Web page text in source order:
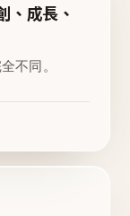
、成長、
不同。